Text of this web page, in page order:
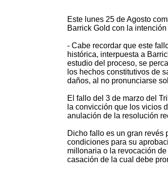
Este lunes 25 de Agosto
Barrick Gold con la
- Cabe recordar que este
histórica, interpuesta a
estudio del proceso, se
los hechos constitutivos de
daños, al no pronunciarse
El fallo del 3 de marzo del
la convicción que los vicios
anulación de la resolución
Dicho fallo es un gran revés
condiciones para su
millonaria o la revocación
casación de la cual debe